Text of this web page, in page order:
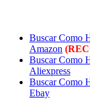
Buscar Como
Amazon
Buscar Como
Aliexpress
Buscar Como
Ebay